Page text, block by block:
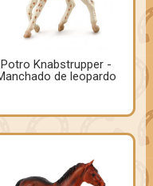
Potro Knabstrupper -
de leopardo